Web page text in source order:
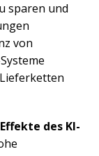
sparen und
von
des KI-